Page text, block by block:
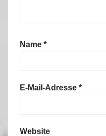
Name *
E-Mail-Adresse *
Website